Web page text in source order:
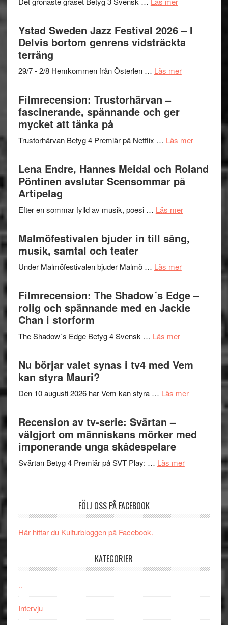
Mulder
och
Dana
Kulturs
Det
grönaste
gräset
en
hjärtevarm
Ystad Sweden Jazz Festival 2026 – I
Delvis bortom genrens vidsträckta
terräng
29/7 - 2/8 Hemkommen från Österlen … Läs merom
–
Delvis
bortom
terräng
Filmrecension: Trustorhärvan –
fascinerande, spännande och ger
mycket att tänka på
Trustorhärvan Betyg 4 Premiär på Netflix … Läs merom
–
Lena Endre, Hannes Meidal och Roland
Pöntinen avslutar Scensommar på
Artipelag
Efter en sommar fylld av musik, poesi … Läs merom
Hannes
Pöntinen
avslutar
Malmöfestivalen bjuder in till sång,
musik, samtal och teater
Under Malmöfestivalen bjuder Malmö … Läs merom
in
till
och
Filmrecension: The Shadow´s Edge –
rolig och spännande med en Jackie
Chan i storform
The Shadow´s Edge Betyg 4 Svensk … Läs merom
Filmrecension:
Shadow
Edge
och
en
storform
Nu börjar valet synas i tv4 med Vem
kan styra Mauri?
Den 10 augusti 2026 har Vem kan styra … Läs merom
valet
synas
styra
Recension av tv-serie: Svärtan –
välgjort om människans mörker med
imponerande unga skådespelare
Svärtan Betyg 4 Premiär på SVT Play: … Läs merom
människans
imponerande
FÖLJ OSS PÅ FACEBOOK
Här hittar du Kulturbloggen på Facebook.
KATEGORIER
..
Intervju